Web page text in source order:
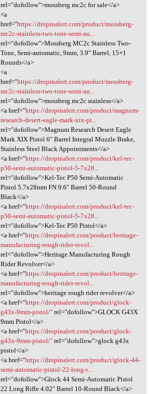
rel="dofollow">mossberg mc2c for sale</a>
<a
href="https://dropinalert.com/product/mossberg-
mc2c-stainless-two-tone-semi-au...
rel="dofollow">Mossberg MC2c Stainless Two-
Tone, Semi-automatic, 9mm, 3.9″ Barrel, 15+1
Rounds</a>
<a
href="https://dropinalert.com/product/mossberg-
mc2c-stainless-two-tone-semi-au...
rel="dofollow">mossberg mc2c stainless</a>
<a href="https://dropinalert.com/product/magnum-
research-desert-eagle-mark-xix-pi...
rel="dofollow">Magnum Research Desert Eagle
Mark XIX Pistol 6″ Barrel Integral Muzzle Brake,
Stainless Steel Black Appointments</a>
<a href="https://dropinalert.com/product/kel-tec-
p50-semi-automatic-pistol-5-7x28...
rel="dofollow">Kel-Tec P50 Semi-Automatic
Pistol 5.7x28mm FN 9.6″ Barrel 50-Round
Black</a>
<a href="https://dropinalert.com/product/kel-tec-
p50-semi-automatic-pistol-5-7x28...
rel="dofollow">Kel-Tec P50 Pistol</a>
<a href="https://dropinalert.com/product/heritage-
manufacturing-rough-rider-revol...
rel="dofollow">Heritage Manufacturing Rough
Rider Revolver</a>
<a href="https://dropinalert.com/product/heritage-
manufacturing-rough-rider-revol...
rel="dofollow">heritage rough rider revolver</a>
<a href="https://dropinalert.com/product/glock-
g43x-9mm-pistol/"rel="dofollow">GLOCK G43X
9mm Pistol</a>
<a href="https://dropinalert.com/product/glock-
g43x-9mm-pistol/"rel="dofollow">glock g43x
pistol</a>
<a href="https://dropinalert.com/product/glock-44-
semi-automatic-pistol-22-long-r...
rel="dofollow">Glock 44 Semi-Automatic Pistol
22 Long Rifle 4.02″ Barrel 10-Round Black</a>